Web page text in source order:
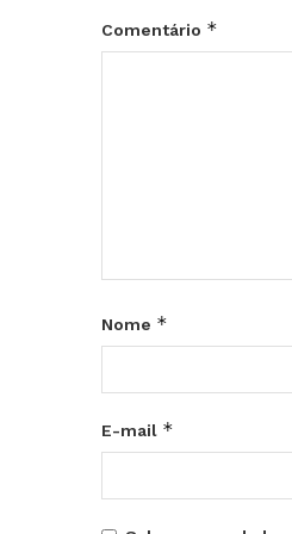
Comentário *
Nome *
E-mail *